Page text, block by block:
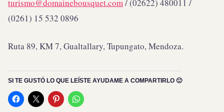
turismo@domainebousquet.com / (02622) 480011 /
(0261) 15 532 0896
Ruta 89, KM 7, Gualtallary, Tupungato, Mendoza.
SI TE GUSTÓ LO QUE LEÍSTE AYUDAME A COMPARTIRLO 🙂